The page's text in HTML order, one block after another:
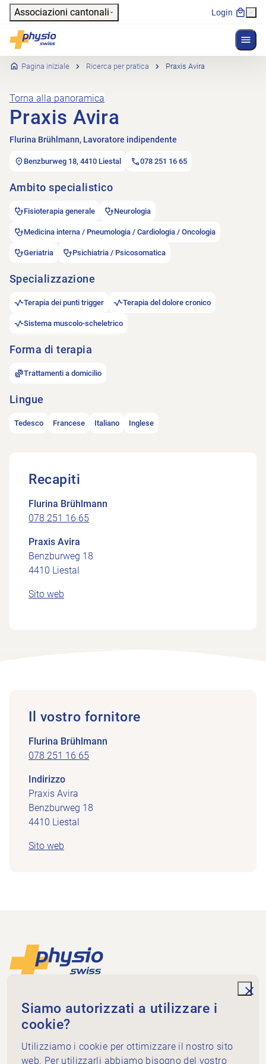
Header
Associazioni cantonali Login
Physioswiss
Navigazione principale
Pagina iniziale Ricerca per pratica Praxis Avira
Torna alla panoramica
Praxis Avira
Flurina Brühlmann, Lavoratore indipendente
Benzburweg 18, 4410 Liestal 078 251 16 65
Ambito specialistico
Fisioterapia generale Neurologia
Medicina interna / Pneumologia / Cardiologia / Oncologia
Geriatria Psichiatria / Psicosomatica
Specializzazione
Terapia dei punti trigger Terapia del dolore cronico
Sistema muscolo-scheletrico
Forma di terapia
Trattamenti a domicilio
Lingue
Tedesco Francese Italiano Inglese
Recapiti
Flurina Brühlmann
078 251 16 65
Praxis Avira
Benzburweg 18
4410 Liestal
Sito web
Il vostro fornitore
Flurina Brühlmann
078 251 16 65
Indirizzo
Praxis Avira
Benzburweg 18
4410 Liestal
Sito web
Piè di pagina
Physioswiss
Dammweg 3
3013 Bern
+41 58 255 36 00
info@physioswiss.ch
Siamo autorizzati a utilizzare i
cookie?
Utilizziamo i cookie per ottimizzare il nostro sito
web. Per utilizzarli abbiamo bisogno del vostro